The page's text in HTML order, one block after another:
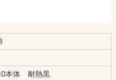
本体 耐熱黒